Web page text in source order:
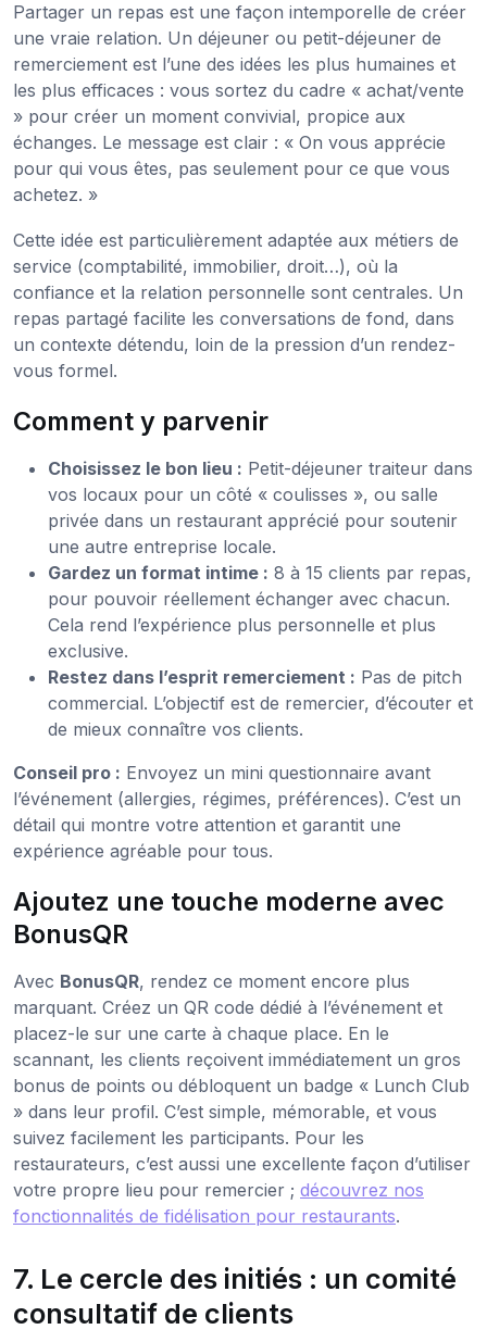
Partager un repas est une façon intemporelle de créer
une vraie relation. Un déjeuner ou petit-déjeuner de
remerciement est l’une des idées les plus humaines et
les plus efficaces : vous sortez du cadre « achat/vente
» pour créer un moment convivial, propice aux
échanges. Le message est clair : « On vous apprécie
pour qui vous êtes, pas seulement pour ce que vous
achetez. »
Cette idée est particulièrement adaptée aux métiers de
service (comptabilité, immobilier, droit…), où la
confiance et la relation personnelle sont centrales. Un
repas partagé facilite les conversations de fond, dans
un contexte détendu, loin de la pression d’un rendez-
vous formel.
Comment y parvenir
Choisissez le bon lieu : Petit-déjeuner traiteur dans
vos locaux pour un côté « coulisses », ou salle
privée dans un restaurant apprécié pour soutenir
une autre entreprise locale.
Gardez un format intime : 8 à 15 clients par repas,
pour pouvoir réellement échanger avec chacun.
Cela rend l’expérience plus personnelle et plus
exclusive.
Restez dans l’esprit remerciement : Pas de pitch
commercial. L’objectif est de remercier, d’écouter et
de mieux connaître vos clients.
Conseil pro : Envoyez un mini questionnaire avant
l’événement (allergies, régimes, préférences). C’est un
détail qui montre votre attention et garantit une
expérience agréable pour tous.
Ajoutez une touche moderne avec
BonusQR
Avec BonusQR, rendez ce moment encore plus
marquant. Créez un QR code dédié à l’événement et
placez-le sur une carte à chaque place. En le
scannant, les clients reçoivent immédiatement un gros
bonus de points ou débloquent un badge « Lunch Club
» dans leur profil. C’est simple, mémorable, et vous
suivez facilement les participants. Pour les
restaurateurs, c’est aussi une excellente façon d’utiliser
votre propre lieu pour remercier ; découvrez nos
fonctionnalités de fidélisation pour restaurants.
7. Le cercle des initiés : un comité
consultatif de clients